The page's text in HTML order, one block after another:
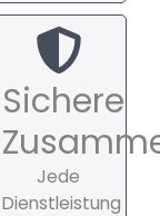
Sichere
Jede
Dienstleistung